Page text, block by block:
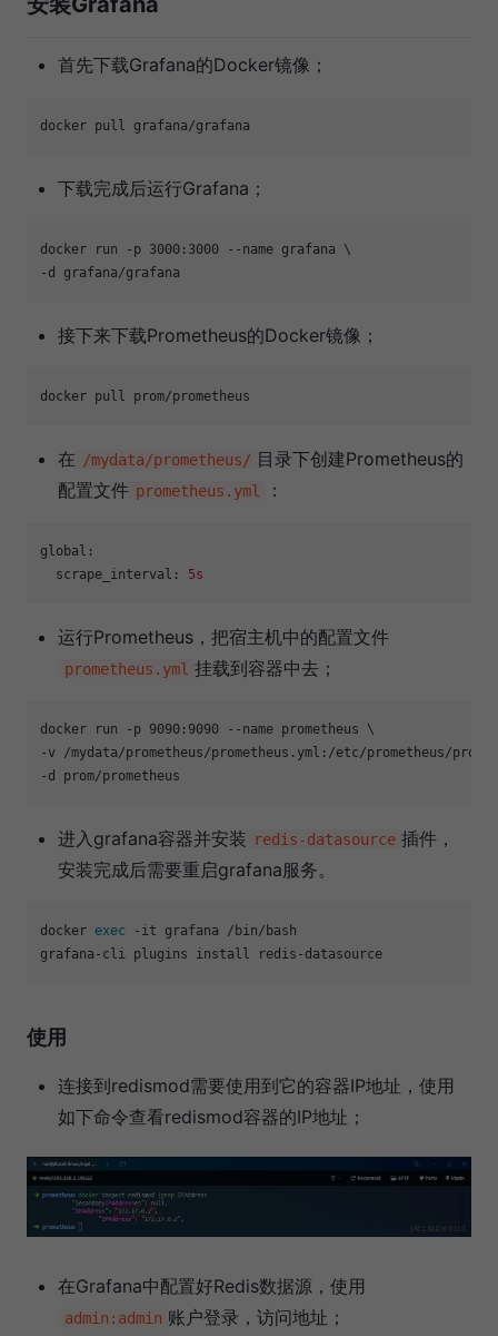
首先下载Grafana的Docker镜像；
下载完成后运行Grafana；
docker run -p 3000:3000 --name grafana \
接下来下载Prometheus的Docker镜像；
在 /mydata/prometheus/ 目录下创建Prometheus的
配置文件 prometheus.yml ：
global:
scrape_interval:
5s
运行Prometheus，把宿主机中的配置文件
prometheus.yml 挂载到容器中去；
docker run -p 9090:9090 --name prometheus \
-v /mydata/prometheus/prometheus.yml:/etc/prometheus/
进入grafana容器并安装 redis-datasource 插件，
安装完成后需要重启grafana服务。
docker exec -it grafana /bin/bash
使用
连接到redismod需要使用到它的容器IP地址，使用
如下命令查看redismod容器的IP地址；
在Grafana中配置好Redis数据源，使用
admin:admin 账户登录，访问地址；